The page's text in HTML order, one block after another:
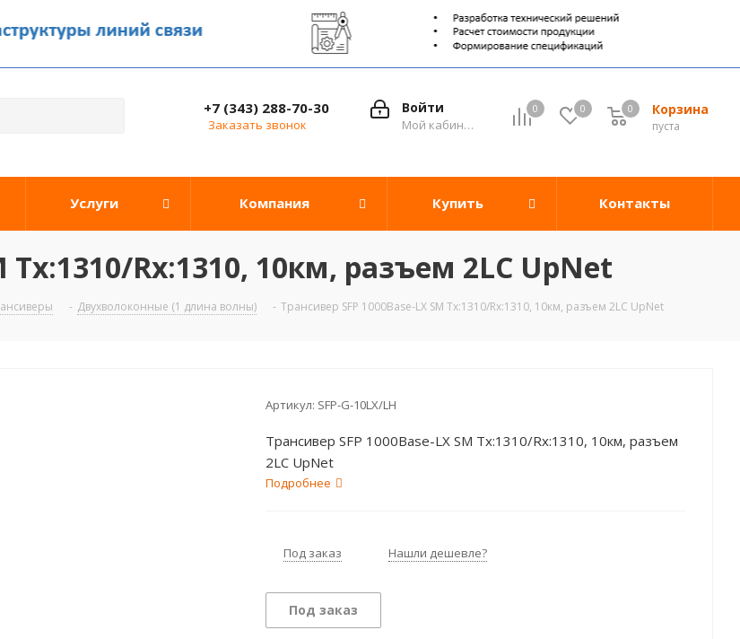
0 0 Корзина
0
пуста
0
Войти
Мой кабинет
+7 (343) 288-70-30
Заказать звонок
Услуги Компания Купить Контакты
Tx:1310/Rx:1310, 10км, разъем 2LC UpNet
- Двухволоконные (1 длина волны) - Трансивер SFP 1000Base-LX SM Tx:1310/Rx:1310, 10км, разъем 2LC UpNet
Артикул: SFP-G-10LX/LH
Трансивер SFP 1000Base-LX SM Tx:1310/Rx:1310, 10км, разъем
2LC UpNet
Подробнее
Под заказ Нашли дешевле?
Под заказ